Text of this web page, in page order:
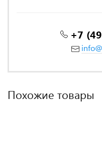
+7
Похожие товары